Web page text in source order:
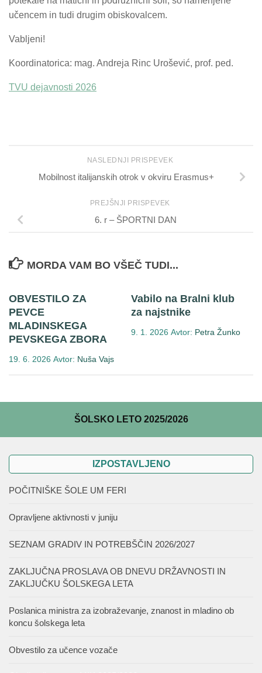
učencem in tudi drugim obiskovalcem.
Vabljeni!
Koordinatorica: mag. Andreja Rinc Urošević, prof. ped.
TVU dejavnosti 2026
NASLEDNJI PRISPEVEK
Mobilnost italijanskih otrok v okviru Erasmus+
PREJŠNJI PRISPEVEK
6. r – ŠPORTNI DAN
MORDA VAM BO VŠEČ TUDI...
OBVESTILO ZA
PEVCE
MLADINSKEGA
PEVSKEGA ZBORA
19. 6. 2026 Avtor: Nuša Vajs
Vabilo na Bralni klub
za najstnike
9. 1. 2026 Avtor: Petra Žunko
ŠOLSKO LETO 2025/2026
IZPOSTAVLJENO
POČITNIŠKE ŠOLE UM FERI
Opravljene aktivnosti v juniju
SEZNAM GRADIV IN POTREBŠČIN 2026/2027
ZAKLJUČNA PROSLAVA OB DNEVU DRŽAVNOSTI IN
ZAKLJUČKU ŠOLSKEGA LETA
Poslanica ministra za izobraževanje, znanost in mladino ob
koncu šolskega leta
Obvestilo za učence vozače